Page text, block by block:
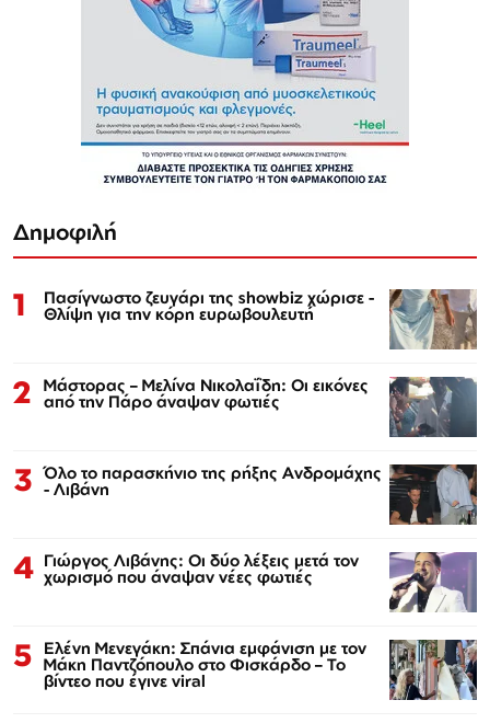
Δημοφιλή
1 Πασίγνωστο ζευγάρι της showbiz χώρισε -
Θλίψη για την κόρη ευρωβουλευτή
2 Μάστορας – Μελίνα Νικολαΐδη: Οι εικόνες
από την Πάρο άναψαν φωτιές
3 Όλο το παρασκήνιο της ρήξης Ανδρομάχης
- Λιβάνη
4 Γιώργος Λιβάνης: Οι δύο λέξεις μετά τον
χωρισμό που άναψαν νέες φωτιές
5 Ελένη Μενεγάκη: Σπάνια εμφάνιση με τον
Μάκη Παντζόπουλο στο Φισκάρδο – Το
βίντεο που έγινε viral